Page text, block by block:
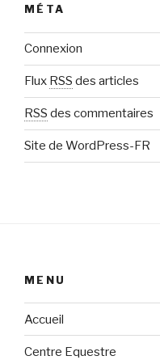
MÉTA
Connexion
Flux RSS des articles
RSS des commentaires
Site de WordPress-FR
MENU
Accueil
Centre Equestre